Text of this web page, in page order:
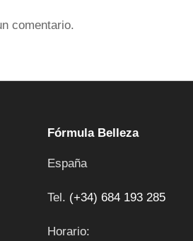
comentario.
Fórmula Belleza
España
Tel. (+34) 684 193 285
Horario: